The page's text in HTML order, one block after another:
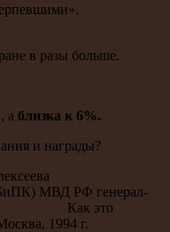
в разы больше.
, а близка к 6%.
и награды?
МВД РФ генерал-
Как это
Москва, 1994 г.